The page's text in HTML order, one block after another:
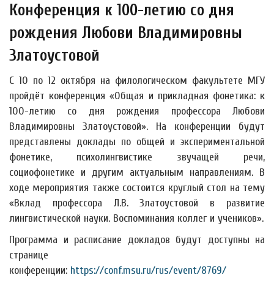
Конференция к 100-летию со дня
рождения Любови Владимировны
Златоустовой
С 10 по 12 октября на филологическом факультете МГУ
пройдёт конференция «Общая и прикладная фонетика: к
100-летию со дня рождения профессора Любови
Владимировны Златоустовой». На конференции будут
представлены доклады по общей и экспериментальной
фонетике, психолингвистике звучащей речи,
социофонетике и другим актуальным направлениям. В
ходе мероприятия также состоится круглый стол на тему
«Вклад профессора Л.В. Златоустовой в развитие
лингвистической науки. Воспоминания коллег и учеников».
Программа и расписание докладов будут доступны на
странице
конференции: https://conf.msu.ru/rus/event/8769/